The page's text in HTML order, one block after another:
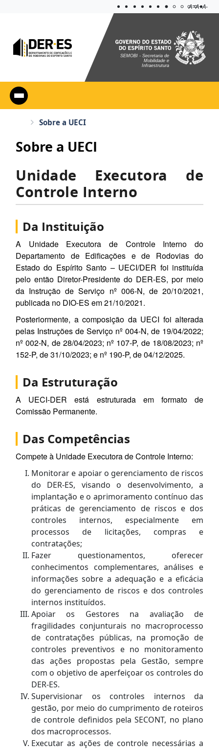
Aplicar
A=A+A-
SEMOBI - Secretaria de
Mobilidade e
Infraestrutura
Sobre a UECI
Sobre a UECI
Unidade Executora de
Controle Interno
Da Instituição
A Unidade Executora de Controle Interno do
Departamento de Edificações e de Rodovias do
Estado do Espírito Santo – UECI/DER foi instituída
pelo então Diretor-Presidente do DER-ES, por meio
da Instrução de Serviço nº 006-N, de 20/10/2021,
publicada no DIO-ES em 21/10/2021.
Posteriormente, a composição da UECI foi alterada
pelas Instruções de Serviço nº 004-N, de 19/04/2022;
nº 002-N, de 28/04/2023; nº 107-P, de 18/08/2023; nº
152-P, de 31/10/2023; e nº 190-P, de 04/12/2025.
Da Estruturação
A UECI-DER está estruturada em formato de
Comissão Permanente.
Das Competências
Compete à Unidade Executora de Controle Interno:
Monitorar e apoiar o gerenciamento de riscos
do DER-ES, visando o desenvolvimento, a
implantação e o aprimoramento contínuo das
práticas de gerenciamento de riscos e dos
controles internos, especialmente em
processos de licitações, compras e
contratações;
Fazer questionamentos, oferecer
conhecimentos complementares, análises e
informações sobre a adequação e a eficácia
do gerenciamento de riscos e dos controles
internos instituídos.
Apoiar os Gestores na avaliação de
fragilidades conjunturais no macroprocesso
de contratações públicas, na promoção de
controles preventivos e no monitoramento
das ações propostas pela Gestão, sempre
com o objetivo de aperfeiçoar os controles do
DER-ES.
Supervisionar os controles internos da
gestão, por meio do cumprimento de roteiros
de controle definidos pela SECONT, no plano
dos macroprocessos.
Executar as ações de controle necessárias a